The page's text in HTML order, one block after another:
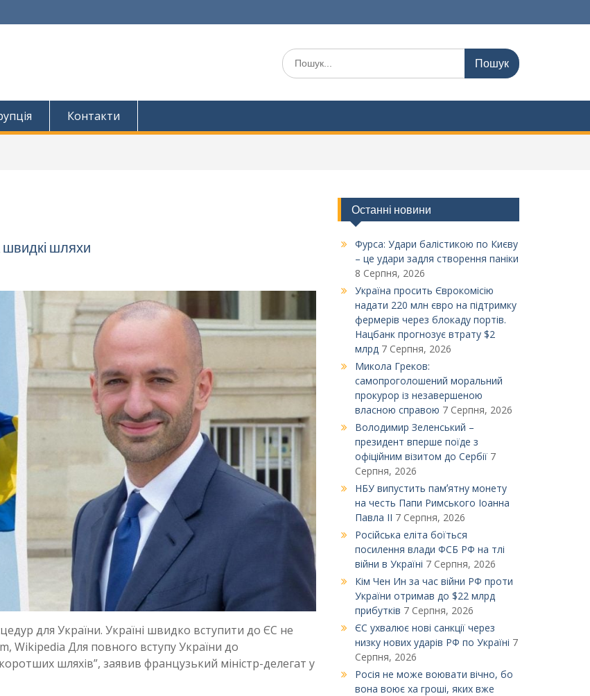
Шукати:
Контакти
шляхи
для України. Україні швидко вступити до ЄС не
Wikipedia Для повного вступу України до
шляхів”, заявив французький міністр-делегат у
Останні новини
Фурса: Удари балістикою по Києву
– це удари задля створення паніки
8 Серпня, 2026
Україна просить Єврокомісію
надати 220 млн євро на підтримку
фермерів через блокаду портів.
Нацбанк прогнозує втрату $2
млрд 7 Серпня, 2026
Микола Греков:
самопроголошений моральний
прокурор із незавершеною
власною справою 7 Серпня, 2026
Володимир Зеленський –
президент вперше поїде з
офіційним візитом до Сербії 7
Серпня, 2026
НБУ випустить памʼятну монету
на честь Папи Римського Іоанна
Павла ІІ 7 Серпня, 2026
Російська еліта боїться
посилення влади ФСБ РФ на тлі
війни в Україні 7 Серпня, 2026
Кім Чен Ин за час війни РФ проти
України отримав до $22 млрд
прибутків 7 Серпня, 2026
ЄС ухвалює нові санкції через
низку нових ударів РФ по Україні 7
Серпня, 2026
Росія не може воювати вічно, бо
вона воює ха гроші, яких вже